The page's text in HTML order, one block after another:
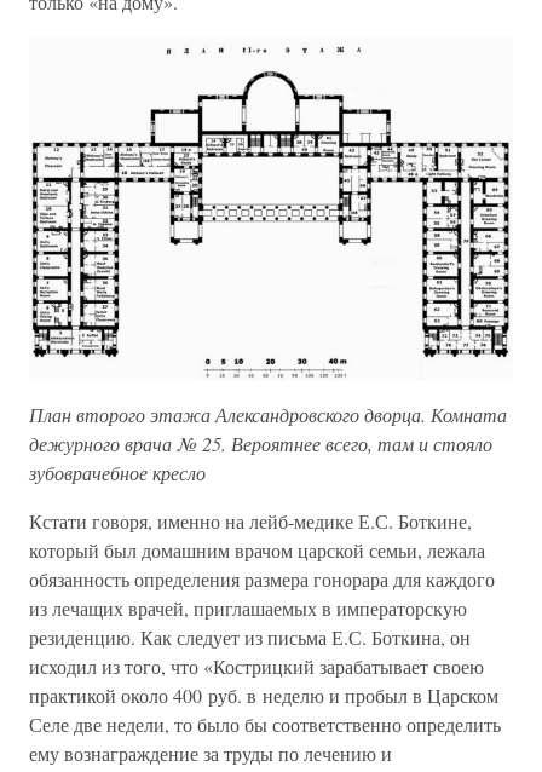
План второго этажа Александровского дворца. Комната
дежурного врача № 25. Вероятнее всего, там и стояло
зубоврачебное кресло
Кстати говоря, именно на лейб-медике Е.С. Боткине,
который был домашним врачом царской семьи, лежала
обязанность определения размера гонорара для каждого
из лечащих врачей, приглашаемых в императорскую
резиденцию. Как следует из письма Е.С. Боткина, он
исходил из того, что «Кострицкий зарабатывает своею
практикой около 400 руб. в неделю и пробыл в Царском
Селе две недели, то было бы соответственно определить
ему вознаграждение за труды по лечению и